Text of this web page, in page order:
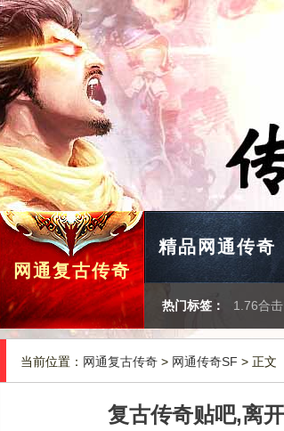
网通复古传奇
精品网通传奇
热门标签： 1.76合击
当前位置： 网通复古传奇 > 网通传奇SF > 正文
复古传奇贴吧,离